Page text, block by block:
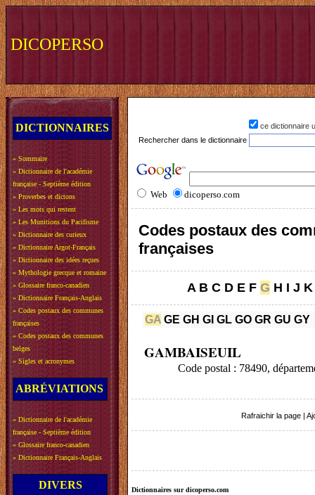
DICOPERSO
DICTIONNAIRES
» Sommaire
» Dictionnaire de l'académie
française - Septième édition
» Proverbes et dictons
» Les mots qui restent
» Les Munitions du Pacifisme
» Dictionnaire des curieux
» Dictionnaire Argot-Français
» Dictionnaire des idées reçues
» Mythologie grecque et romaine
» Glossaire franco-canadien
» Dictionnaire Français-Anglais
» Codes postaux des communes
françaises
» Codes postaux des communes
belges
» Sigles et acronymes
ABRÉVIATIONS
» Dictionnaire de l'académie
française - Septième édition
» Glossaire franco-canadien
» Dictionnaire Français-Anglais
DIVERS
ce dictionnaire
Rechercher dans le dictionnaire
Web dicoperso.com
Codes postaux des
françaises
A B C D E F G H I J K
GA GE GH GI GL GO GR GU GY
GAMBAISEUIL
Code postal : 78490,
Rafraichir la page
Dictionnaires sur dicoperso.com